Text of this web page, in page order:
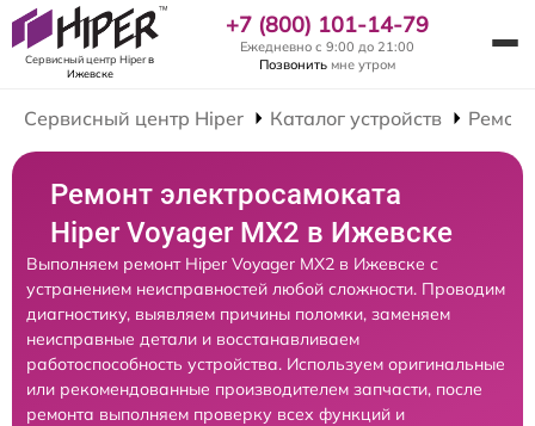
Сервисный центр Hiperв
Ижевске
+7 (800) 101-14-79
Ежедневно с 9:00 до 21:00
Позвонить мне утром
Сервисный центр Hiper Каталог устройств
Ремонт электросамоката
Hiper Voyager MX2 в Ижевске
Выполняем ремонт Hiper Voyager MX2 в Ижевске с
устранением неисправностей любой сложности. Проводим
диагностику, выявляем причины поломки, заменяем
неисправные детали и восстанавливаем
работоспособность устройства. Используем оригинальные
или рекомендованные производителем запчасти, после
ремонта выполняем проверку всех функций и